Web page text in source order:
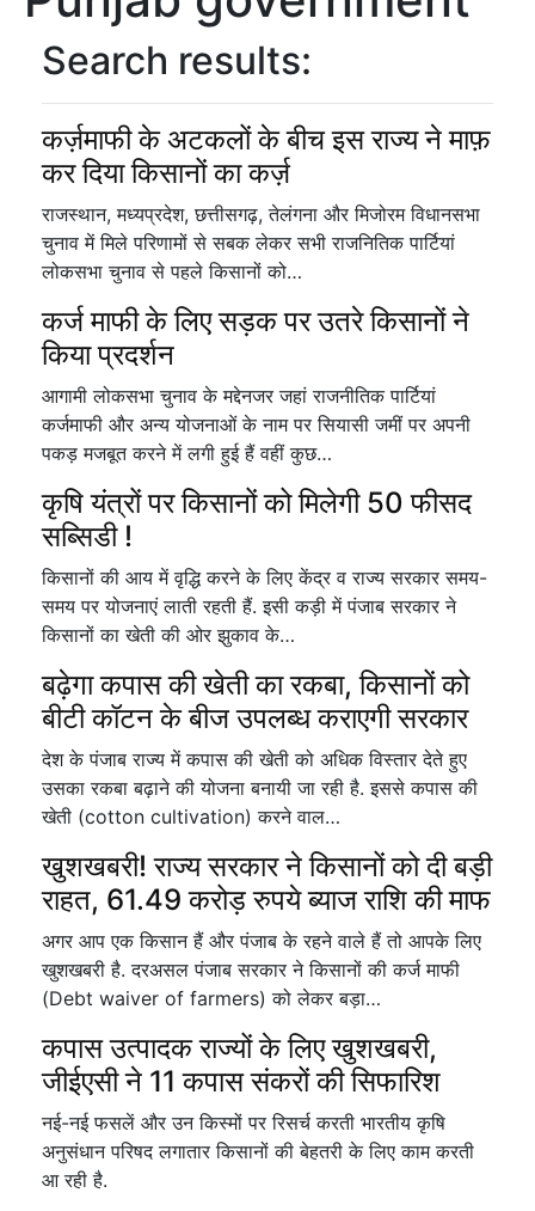
Search results:
कर्ज़माफी के अटकलों के बीच इस राज्य ने माफ़
कर दिया किसानों का कर्ज़
राजस्थान, मध्यप्रदेश, छत्तीसगढ़, तेलंगना और मिजोरम विधानसभा
चुनाव में मिले परिणामों से सबक लेकर सभी राजनितिक पार्टियां
लोकसभा चुनाव से पहले किसानों को…
कर्ज माफी के लिए सड़क पर उतरे किसानों ने
किया प्रदर्शन
आगामी लोकसभा चुनाव के मद्देनजर जहां राजनीतिक पार्टियां
कर्जमाफी और अन्य योजनाओं के नाम पर सियासी जमीं पर अपनी
पकड़ मजबूत करने में लगी हुई हैं वहीं कुछ…
कृषि यंत्रों पर किसानों को मिलेगी 50 फीसद
सब्सिडी !
किसानों की आय में वृद्धि करने के लिए केंद्र व राज्य सरकार समय-
समय पर योजनाएं लाती रहती हैं. इसी कड़ी में पंजाब सरकार ने
किसानों का खेती की ओर झुकाव के…
बढ़ेगा कपास की खेती का रकबा, किसानों को
बीटी कॉटन के बीज उपलब्ध कराएगी सरकार
देश के पंजाब राज्य में कपास की खेती को अधिक विस्तार देते हुए
उसका रकबा बढ़ाने की योजना बनायी जा रही है. इससे कपास की
खेती (cotton cultivation) करने वाल…
खुशखबरी! राज्य सरकार ने किसानों को दी बड़ी
राहत, 61.49 करोड़ रुपये ब्याज राशि की माफ
अगर आप एक किसान हैं और पंजाब के रहने वाले हैं तो आपके लिए
खुशखबरी है. दरअसल पंजाब सरकार ने किसानों की कर्ज माफी
(Debt waiver of farmers) को लेकर बड़ा…
कपास उत्पादक राज्यों के लिए खुशखबरी,
जीईएसी ने 11 कपास संकरों की सिफारिश
नई-नई फसलें और उन किस्मों पर रिसर्च करती भारतीय कृषि
अनुसंधान परिषद लगातार किसानों की बेहतरी के लिए काम करती
आ रही है.